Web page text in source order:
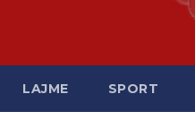
LAJME SPORT